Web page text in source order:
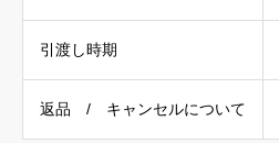
引渡し時期
返品 / キャンセルについて